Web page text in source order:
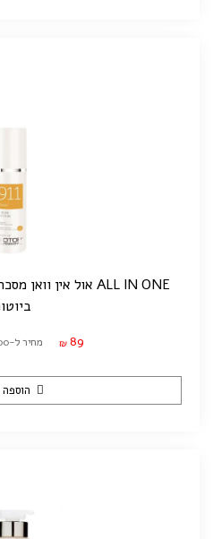
ALL IN ONE אול אין וואן מסכה ללא שטיפה 911 | 150 מ"ל
₪ 89 מחיר ל-100 מ"ל: ₪59.33